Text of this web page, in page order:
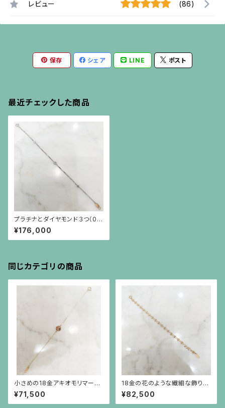
レビュー (86)
保存 シェア LINE ポスト
最近チェックした商品
プラチナとダイヤモンド３つ（0.2
2ct）のブレスレット
¥176,000
同じカテゴリの商品
小さめの18金アキオモリマーク
のプレートのブレスレット
¥71,500
18金の花のような繊細な飾りチ
ェーンのブレスレット
¥82,500